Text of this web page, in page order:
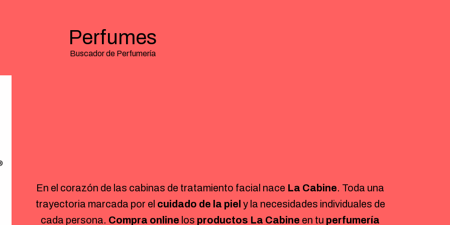
Perfumes
Buscador de Perfumería
En el corazón de las cabinas de tratamiento facial nace La Cabine. Toda una
trayectoria marcada por el cuidado de la piel y la necesidades individuales de
cada persona. Compra online los productos La Cabine en tu perfumería